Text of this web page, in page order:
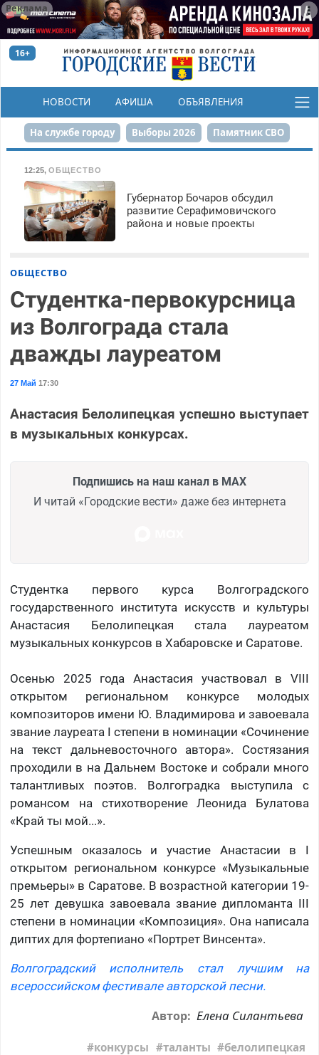
Реклама
16+
НОВОСТИ АФИША ОБЪЯВЛЕНИЯ
КОНКУРСЫ
На службе городу Выборы 2026 Памятник СВО
Набережная День Победы Реконструкция ЦПКиО
80-летие Победы Парк Героев-летчиков
12:25, ОБЩЕСТВО
Губернатор Бочаров обсудил
развитие Серафимовичского
района и новые проекты
ОБЩЕСТВО
Студентка-первокурсница
из Волгограда стала
дважды лауреатом
27 Май 17:30
Анастасия Белолипецкая успешно выступает
в музыкальных конкурсах.
Подпишись на наш канал в MAX
И читай «Городские вести» даже без интернета
Студентка первого курса Волгоградского
государственного института искусств и культуры
Анастасия Белолипецкая стала лауреатом
музыкальных конкурсов в Хабаровске и Саратове.
Осенью 2025 года Анастасия участвовал в VIII
открытом региональном конкурсе молодых
композиторов имени Ю. Владимирова и завоевала
звание лауреата I степени в номинации «Сочинение
на текст дальневосточного автора». Состязания
проходили в на Дальнем Востоке и собрали много
талантливых поэтов. Волгоградка выступила с
романсом на стихотворение Леонида Булатова
«Край ты мой...».
Успешным оказалось и участие Анастасии в I
открытом региональном конкурсе «Музыкальные
премьеры» в Саратове. В возрастной категории 19-
25 лет девушка завоевала звание дипломанта III
степени в номинации «Композиция». Она написала
диптих для фортепиано «Портрет Винсента».
Волгоградский исполнитель стал лучшим на
всероссийском фестивале авторской песни.
Автор: Елена Силантьева
конкурсы таланты белолипецкая